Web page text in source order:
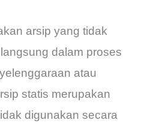
arsip yang tidak
dalam proses
atau
statis merupakan
digunakan secara